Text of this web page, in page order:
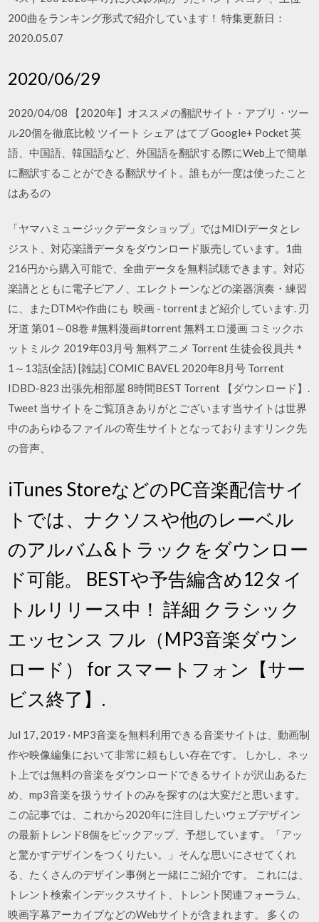
200曲をランキング形式で紹介しています！ 特集更新日：
2020.05.07
2020/06/29
2020/04/08 【2020年】オススメの翻訳サイト・アプリ・ツー
ル20個を徹底比較 ツイート シェア はてブ Google+ Pocket 英
語、中国語、韓国語など、外国語を翻訳する際にWeb上で簡単
に翻訳することができる翻訳サイト。誰もが一度は使ったこと
はあるの
「ヤマハミュージックデータショップ」ではMIDIデータとレ
ジスト、対応楽譜データをダウンロード販売しています。1曲
216円から購入可能で、全曲データを無料試聴できます。対応
楽譜とともに電子ピアノ、エレクトーンなどの楽器演奏・練習
に、またDTMや作曲にも 映画 - torrentまど紹介しています. 刃
牙道 第01～08巻 #無料漫画#torrent 無料エロ漫画 コミックホ
ットミルク 2019年03月号 無料アニメ Torrent 生徒会役員共＊
1～13話(全話) [雑誌] COMIC BAVEL 2020年8月号 Torrent
IDBD-823 出張先相部屋 8時間BEST Torrent 【ダウンロード】.
Tweet 当サイトをご覧頂きありがとございます当サイトは世界
中のあらゆるファイルの寄生サイトとなっておりますリンク先
の音声、
iTunes StoreなどのPC音楽配信サイ
トでは、ナクソスや他のレーベル
のアルバム&トラックをダウンロー
ド可能。 BESTや予告編含め12タイ
トルリリース中！ 詳細 クラシック
エッセンス フル（MP3音楽ダウン
ロード） for スマートフォン【サー
ビス終了】.
Jul 17, 2019 · MP3音楽を無料利用できる音楽サイトは、動画制
作や映像編集において非常に頼もしい存在です。 しかし、ネッ
ト上では無料の音楽をダウンロードできるサイトが沢山あるた
め、mp3音楽を扱うサイトのみを探すのは大変だと思います。
この記事では、これから2020年に注目したいウェブデザイン
の最新トレンド8個をピックアップ、予想しています。「アッ
と驚かすデザインをつくりたい。」そんな思いにさせてくれ
る、たくさんのデザイン事例と一緒にご紹介です。 これには、
トレント検索インデックスサイト、トレント関連フォーラム、
映画字幕アーカイブなどのWebサイトが含まれます。 多くの